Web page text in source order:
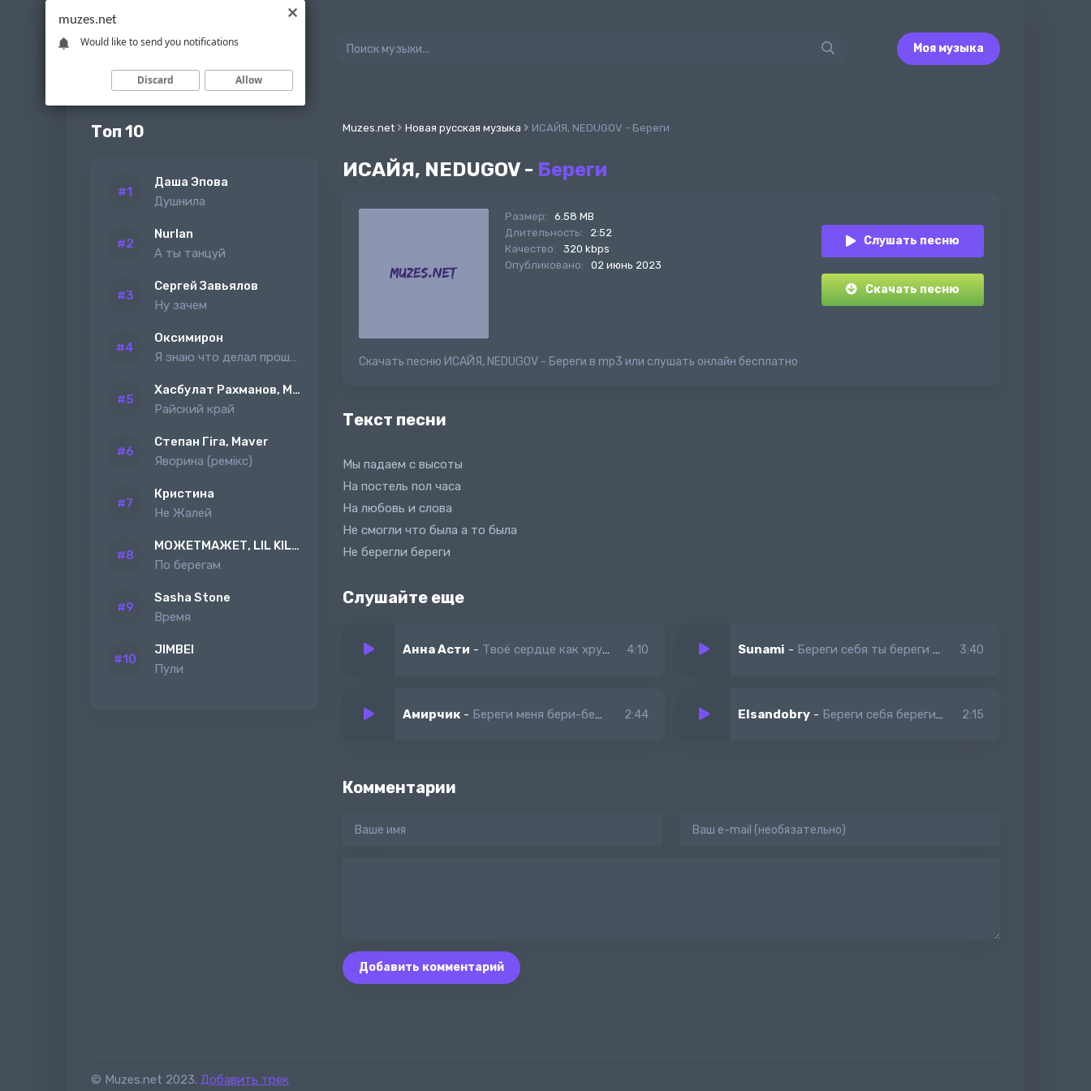
Моя музыка
Топ 10
Даша Эпова
Душнила
Nurlan
А ты танцуй
Сергей Завьялов
Ну зачем
Оксимирон
Я знаю что делал прошлым летом
Хасбулат Рахманов, MAGAS
Райский край
Степан Гіга, Maver
Яворина (ремiкс)
Кристина
Не Жалей
МОЖЕТМАЖЕТ, LIL KILAH
По берегам
Sasha Stone
Время
JIMBEI
Пули
Muzes.net Новая русская музыка ИСАЙЯ, NEDUGOV - Береги
ИСАЙЯ, NEDUGOV - Береги
Размер:
6.58 MB
Длительность:
2:52
Качество:
320 kbps
Опубликовано:
02 июнь 2023
Слушать песню
Скачать песню
Скачать песню ИСАЙЯ, NEDUGOV - Береги в mp3 или слушать онлайн бесплатно
Текст песни
Мы падаем с высоты
На постель пол часа
На любовь и слова
Не смогли что была а то была
Не берегли береги
Слушайте еще
Анна Асти - Твоё сердце как хрусталь береги береги 4:10 Sunami - Береги себя ты береги себя (slowed) 3:40
Амирчик - Береги меня бери-береги все мои чувства 2:44 Elsandobry - Береги себя береги мою любовь 2:15
Комментарии
Добавить комментарий
© Muzes.net 2023. Добавить трек
muzes.net
Would like to send you notifications
Discard Allow